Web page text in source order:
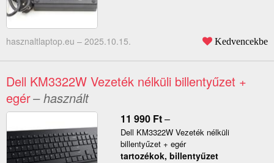
hasznaltlaptop.eu – 2025.10.15. Kedvencekbe
Dell KM3322W Vezeték nélküli billentyűzet +
egér– használt
11 990 Ft–
Dell KM3322W Vezeték nélküli
billentyűzet + egér
tartozékok, billentyűzet